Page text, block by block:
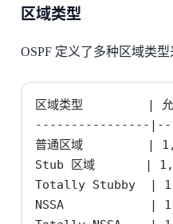
区域类型
OSPF 定义了多种区域类
区域类型         | 允
----------------
普通区域         |
Stub 区域       |
Totally Stubby  |
NSSA            | 1,